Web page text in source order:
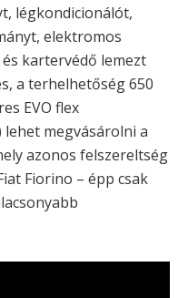
légkondicionálót,
elektromos
kartervédő lemezt
a terhelhetőség 650
EVO flex
megvásárolni a
azonos felszereltség
Fiorino – épp csak